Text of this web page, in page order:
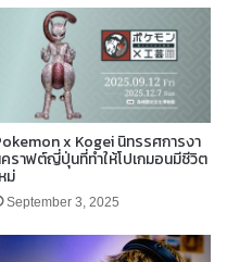
x Kogei นิทรรศการงา
ราฟต์ญี่ปุ่นที่ทำให้โปเกมอนมีชีวิต
ม่
September 3, 2025